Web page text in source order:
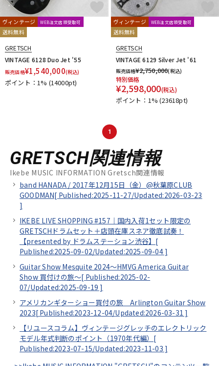
ヴィンテージ WEB注文店頭受取可
送料無料
GRETSCH
VINTAGE 6128 Duo Jet '55
販売価格¥1,540,000(税込)
ポイント：1% (14000pt)
ヴィンテージ WEB注文店頭受取可
送料無料
GRETSCH
VINTAGE 6129 Silver Jet '61
販売価格¥2,750,000(税込)
特別価格
¥2,598,000(税込)
ポイント：1%(23618pt)
1
GRETSCH関連情報
Ikebe MUSIC INFORMATION Gretsch関連情報
band HANADA / 2017年12月15日（金）@秋葉原CLUB
GOODMAN[ Published:2025-11-27/Updated:2026-03-23
]
IKEBE LIVE SHOPPING #157｜国内入荷1セット限定の
GRETSCHドラムセット＋店頭在庫スネア徹底試奏！
【presented by ドラムステーション渋谷】[
Published:2025-09-02/Updated:2025-09-04]
Guitar Show Mesquite 2024～HMVG America Guitar
Show 買付けの旅～[ Published:2025-02-
07/Updated:2025-09-19 ]
アメリカンギターショー買付の旅 Arlington Guitar Show
2023[ Published:2023-12-04/Updated:2026-03-31 ]
【リユースコラム】ヴィンテージグレッチのエレクトリック
モデル年式判断のポイント（1970年代編）[
Published:2023-07-15/Updated:2023-11-03 ]